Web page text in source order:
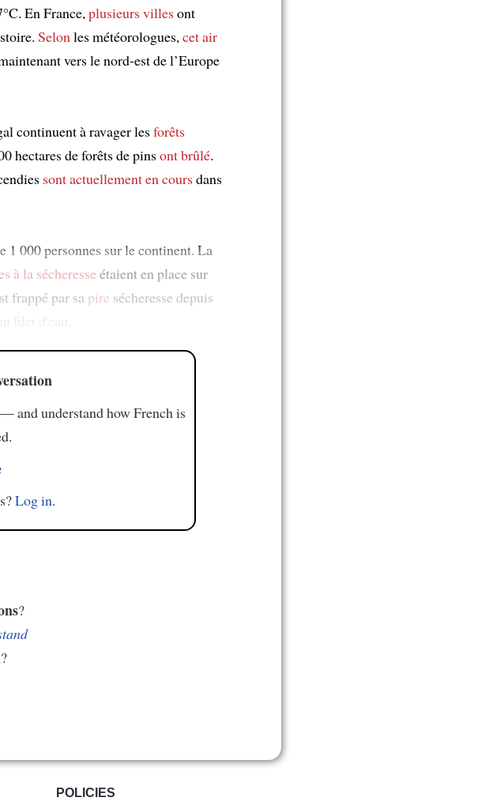
En France,plusieurs villesont
Selonles météorologues,cet air
vers le nord-est de l’Europe
continuent à ravager lesforêts
hectares de forêts de pinsont brûlé.
sont actuellement en coursdans
1 000 personnes sur le continent. La
à la sécheresseétaient en place sur
frappé par sa pire sécheresse depuis
filet d'eau
and understand how French is
Log in.
?
?
POLICIES